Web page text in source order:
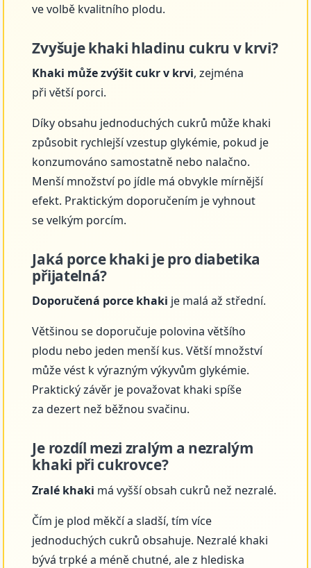
ve volbě kvalitního plodu.
Zvyšuje khaki hladinu cukru v krvi?
Khaki může zvýšit cukr v krvi, zejména
při větší porci.
Díky obsahu jednoduchých cukrů může khaki
způsobit rychlejší vzestup glykémie, pokud je
konzumováno samostatně nebo nalačno.
Menší množství po jídle má obvykle mírnější
efekt. Praktickým doporučením je vyhnout
se velkým porcím.
Jaká porce khaki je pro diabetika
přijatelná?
Doporučená porce khaki je malá až střední.
Většinou se doporučuje polovina většího
plodu nebo jeden menší kus. Větší množství
může vést k výrazným výkyvům glykémie.
Praktický závěr je považovat khaki spíše
za dezert než běžnou svačinu.
Je rozdíl mezi zralým a nezralým
khaki při cukrovce?
Zralé khaki má vyšší obsah cukrů než nezralé.
Čím je plod měkčí a sladší, tím více
jednoduchých cukrů obsahuje. Nezralé khaki
bývá trpké a méně chutné, ale z hlediska